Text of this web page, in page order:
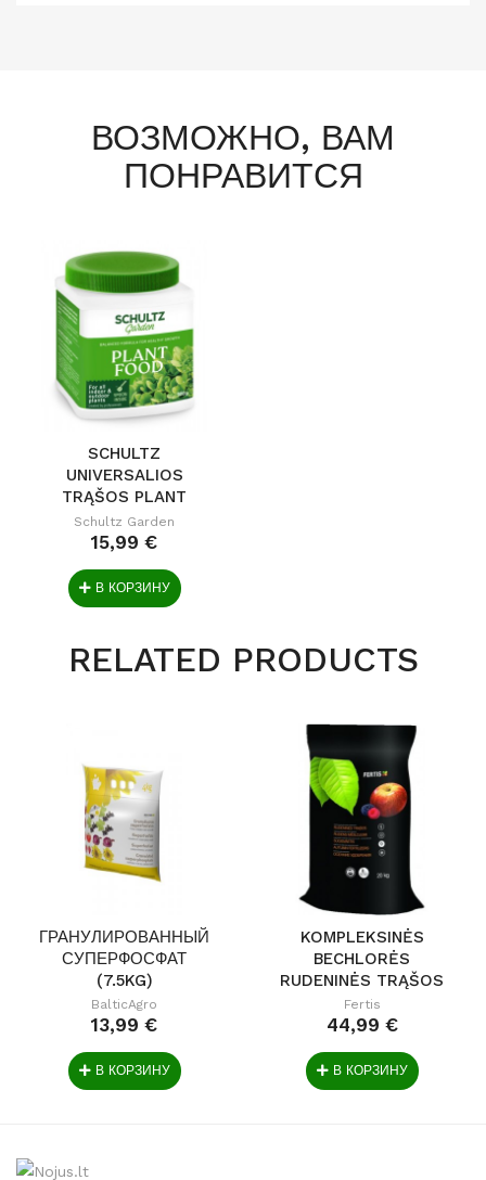
ВОЗМОЖНО, ВАМ
ПОНРАВИТСЯ
SCHULTZ
UNIVERSALIOS
TRĄŠOS PLANT
FOOD 900G
Schultz Garden
15,99 €
В КОРЗИНУ
RELATED PRODUCTS
ГРАНУЛИРОВАННЫЙ
СУПЕРФОСФАТ
(7.5KG)
BalticAgro
13,99 €
В КОРЗИНУ
KOMPLEKSINĖS
BECHLORĖS
RUDENINĖS TRĄŠOS
(20 KG)
Fertis
44,99 €
В КОРЗИНУ